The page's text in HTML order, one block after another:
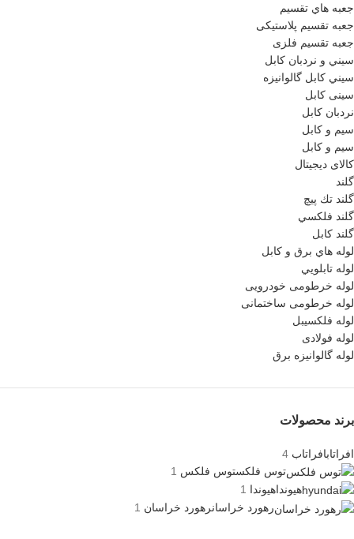
جعبه هاي تقسيم
جعبه تقسيم پلاستیکی
جعبه تقسیم فلزی
سيني و نردبان كابل
سيني كابل گالوانيزه
سینی کابل
نردبان كابل
سیم و کابل
سیم و کابل
کالای دیجیتال
گلند
گلند تك پيچ
گلند فلكسي
گلند كابل
لوله هاي برق و كابل
لوله تابلويي
لوله خرطومی خودرویی
لوله خرطومی ساختمانی
لوله فلکسیبل
لوله فولادی
لوله گالوانیزه برق
برند محصولات
افراتابافراتاب 4
توس فلکستوس فلکس 1
هیونداهیوندا 1
رهورد خراسانرهورد خراسان 1